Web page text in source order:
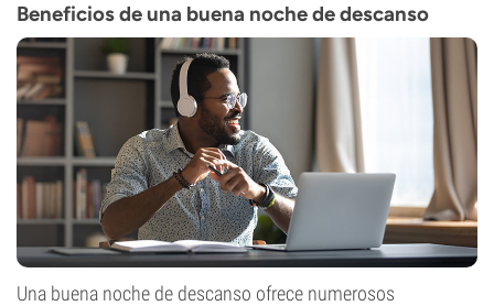
Beneficios de una buena noche de descanso
Una buena noche de descanso ofrece numerosos